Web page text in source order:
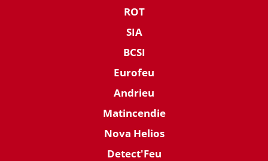
ROT
SIA
BCSI
Eurofeu
Andrieu
Matincendie
Nova Helios
Detect'Feu